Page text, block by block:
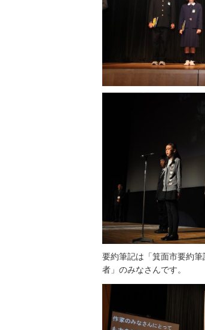
要約筆記は「箕面市要約
者」のみなさんです。